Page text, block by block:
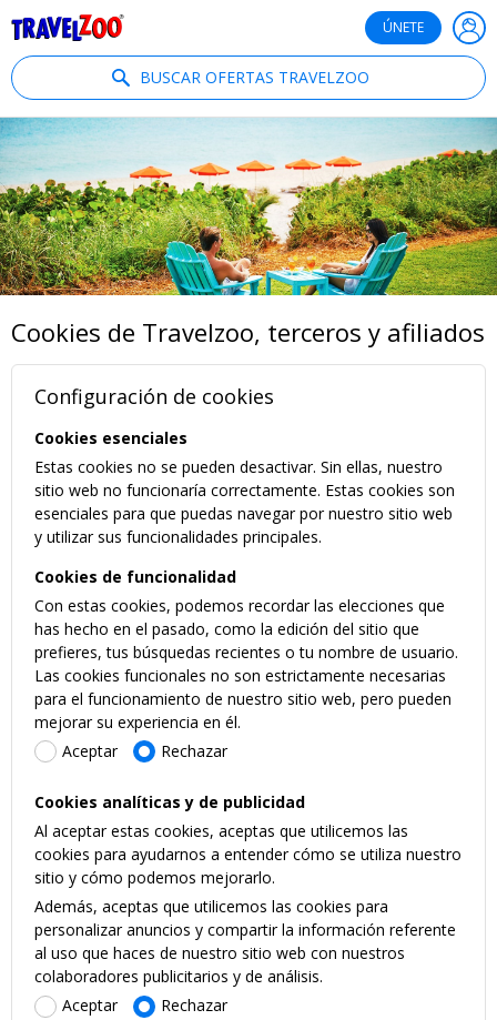
ÚNETE
BUSCAR OFERTAS TRAVELZOO
Cookies de Travelzoo, terceros y afiliados
Configuración de cookies
Cookies esenciales
Estas cookies no se pueden desactivar. Sin ellas, nuestro
sitio web no funcionaría correctamente. Estas cookies son
esenciales para que puedas navegar por nuestro sitio web
y utilizar sus funcionalidades principales.
Cookies de funcionalidad
Con estas cookies, podemos recordar las elecciones que
has hecho en el pasado, como la edición del sitio que
prefieres, tus búsquedas recientes o tu nombre de usuario.
Las cookies funcionales no son estrictamente necesarias
para el funcionamiento de nuestro sitio web, pero pueden
mejorar su experiencia en él.
Aceptar
Rechazar
Cookies analíticas y de publicidad
Al aceptar estas cookies, aceptas que utilicemos las
cookies para ayudarnos a entender cómo se utiliza nuestro
sitio y cómo podemos mejorarlo.
Además, aceptas que utilicemos las cookies para
personalizar anuncios y compartir la información referente
al uso que haces de nuestro sitio web con nuestros
colaboradores publicitarios y de análisis.
Aceptar
Rechazar